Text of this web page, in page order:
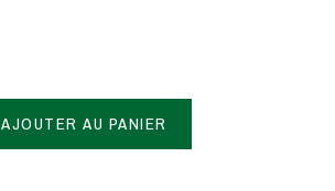
AJOUTER AU PANIER